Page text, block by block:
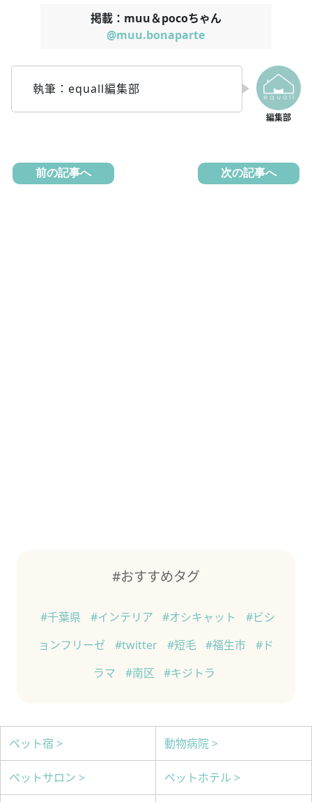
掲載：muu＆pocoちゃん
@muu.bonaparte
執筆：equall編集部
前の記事へ 次の記事へ
#おすすめタグ
#千葉県 #インテリア #オシキャット
#ビシ
ョンフリーゼ
#twitter #短毛 #福生市
#ド
ラマ
#南区 #キジトラ
ペット宿 > 動物病院 >
ペットサロン > ペットホテル >